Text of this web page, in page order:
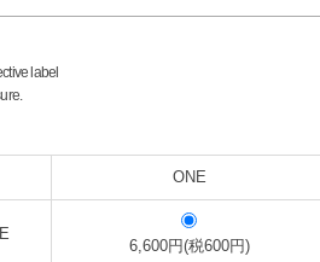
label
ONE
6,600円(税600円)